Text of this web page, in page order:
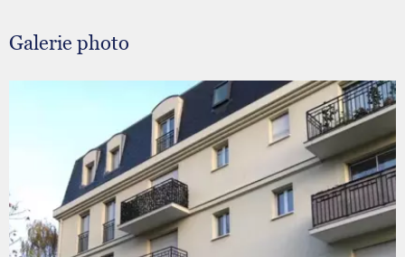
Galerie photo